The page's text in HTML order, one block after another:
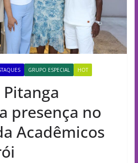
GRUPO ESPECIAL HOT
presença no
Acadêmicos